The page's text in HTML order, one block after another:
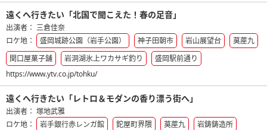
遠くへ行きたい「北国で聞こえた！春の足音」
出演者： 三倉佳奈
ロケ地：
盛岡城跡公園（岩手公園） 神子田朝市 岩山展望台
茣蓙九
関口屋菓子舗
岩洞湖氷上ワカサギ釣り
盛岡駅前通り
https://www.ytv.co.jp/tohku/
遠くへ行きたい「レトロ＆モダンの香り漂う街へ」
出演者： 塚地武雅
ロケ地：
岩手銀行赤レンガ館 鉈屋町界隈 茣蓙九
岩鋳鋳造所